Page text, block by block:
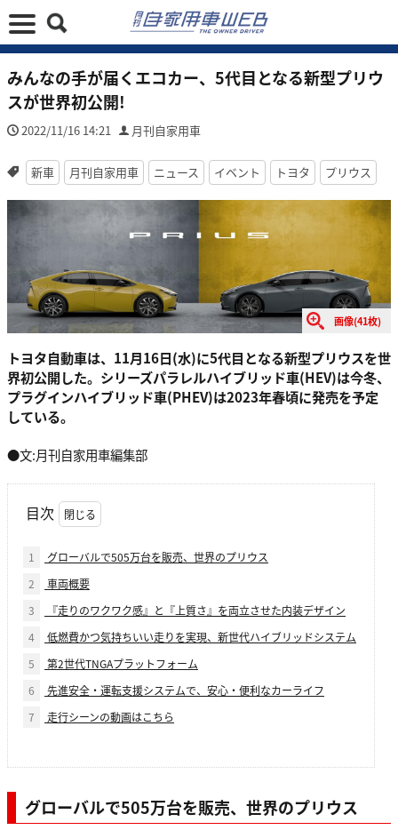
みんなの手が届くエコカー、5代目となる新型プリウ
スが世界初公開!
2022/11/16 14:21 月刊自家用車
新車 月刊自家用車 ニュース イベント トヨタ プリウス
画像(41枚)
トヨタ自動車は、11月16日(水)に5代目となる新型プリウスを世
界初公開した。シリーズパラレルハイブリッド車(HEV)は今冬、
プラグインハイブリッド車(PHEV)は2023年春頃に発売を予定
している。
●文:月刊自家用車編集部
目次
1
グローバルで505万台を販売、世界のプリウス
2
車両概要
3
『走りのワクワク感』と『上質さ』を両立させた内装デザイン
4
低燃費かつ気持ちいい走りを実現、新世代ハイブリッドシステム
5
第2世代TNGAプラットフォーム
6
先進安全・運転支援システムで、安心・便利なカーライフ
7
走行シーンの動画はこちら
グローバルで505万台を販売、世界のプリウス